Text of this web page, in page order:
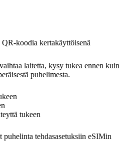
koodia kertakäyttöisenä
laitetta, kysy tukea ennen kuin
puhelimesta.
tukeen
puhelinta tehdasasetuksiin eSIMin